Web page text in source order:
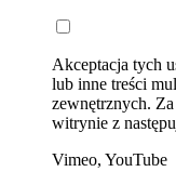
Akceptacja tych
lub inne treści
zewnętrznych.
witrynie z
Vimeo, YouTube